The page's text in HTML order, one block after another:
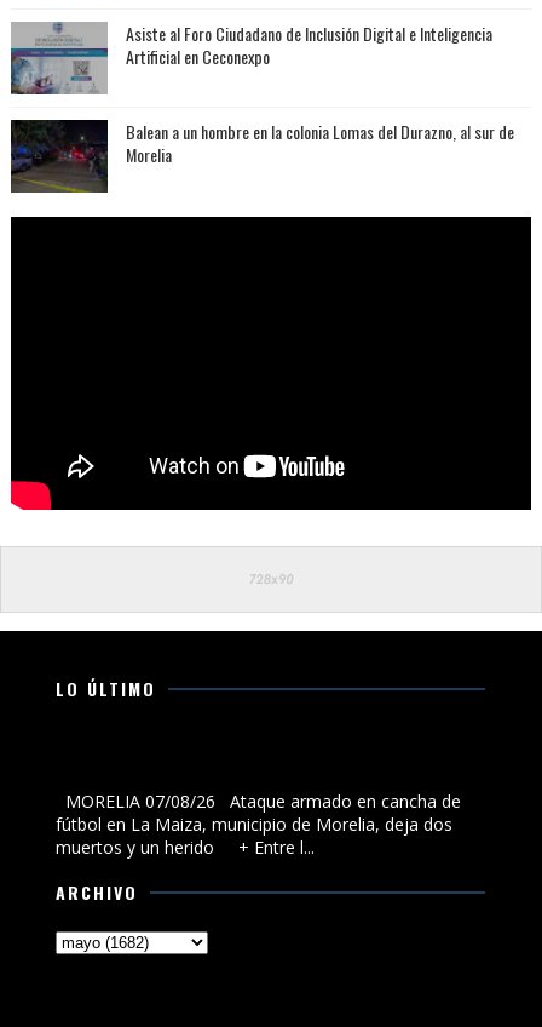
Asiste al Foro Ciudadano de Inclusión Digital e Inteligencia
Artificial en Ceconexpo
Balean a un hombre en la colonia Lomas del Durazno, al sur de
Morelia
LO ÚLTIMO
MORELIA 07/08/26 Ataque armado en cancha de
fútbol en La Maiza, municipio de Morelia, deja dos
muertos y un herido + Entre l...
ARCHIVO